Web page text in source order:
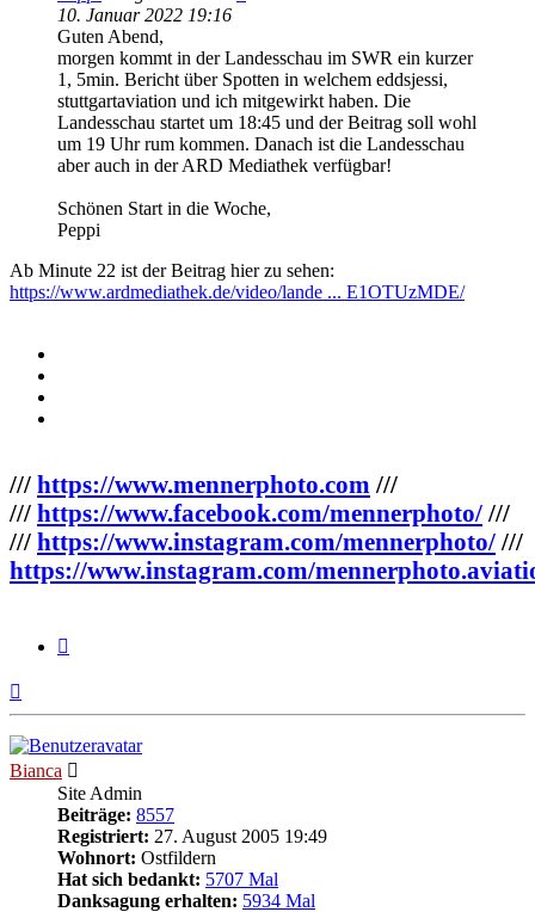
10. Januar 2022 19:16
Guten Abend,
morgen kommt in der Landesschau im SWR ein kurzer
1, 5min. Bericht über Spotten in welchem eddsjessi,
stuttgartaviation und ich mitgewirkt haben. Die
Landesschau startet um 18:45 und der Beitrag soll wohl
um 19 Uhr rum kommen. Danach ist die Landesschau
aber auch in der ARD Mediathek verfügbar!
Schönen Start in die Woche,
Peppi
Ab Minute 22 ist der Beitrag hier zu sehen:
https://www.ardmediathek.de/video/lande ... E1OTUzMDE/
/// https://www.mennerphoto.com ///
/// https://www.facebook.com/mennerphoto/ ///
/// https://www.instagram.com/mennerphoto/ ///
https://www.instagram.com/
Bianca
Site Admin
Beiträge: 8557
Registriert: 27. August 2005 19:49
Wohnort: Ostfildern
Hat sich bedankt: 5707 Mal
Danksagung erhalten: 5934 Mal